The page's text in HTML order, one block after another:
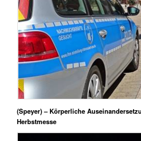
(Speyer) – Körperliche
Herbstmesse